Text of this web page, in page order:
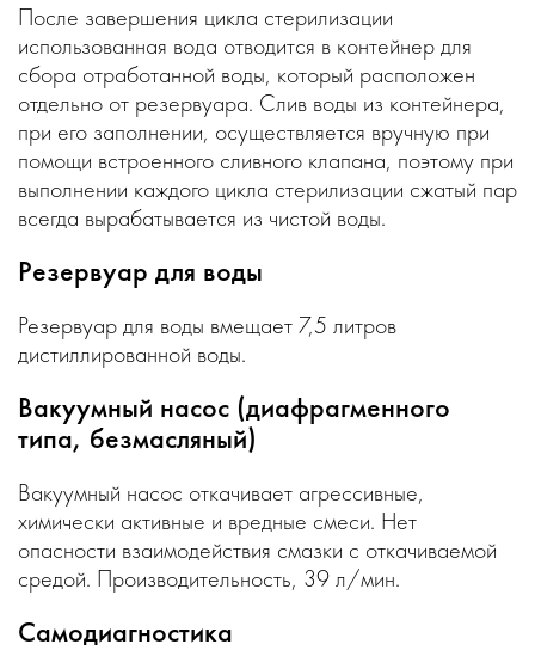
После завершения цикла стерилизации
использованная вода отводится в контейнер для
сбора отработанной воды, который расположен
отдельно от резервуара. Слив воды из контейнера,
при его заполнении, осуществляется вручную при
помощи встроенного сливного клапана, поэтому при
выполнении каждого цикла стерилизации сжатый пар
всегда вырабатывается из чистой воды.
Резервуар для воды
Резервуар для воды вмещает 7,5 литров
дистиллированной воды.
Вакуумный насос (диафрагменного
типа, безмасляный)
Вакуумный насос откачивает агрессивные,
химически активные и вредные смеси. Нет
опасности взаимодействия смазки с откачиваемой
средой. Производительность, 39 л/мин.
Самодиагностика